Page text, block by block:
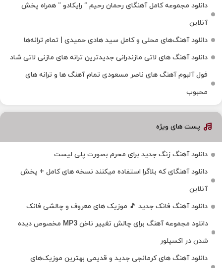
دانلود مجموعه کامل آهنگای رحمان رحیم ” رایکادو ” همراه پخش
آنلاین
دانلود آهنگ‌های محلی و کامل سید هادی حمیدی | تمام ترانه‌ها
دانلود آهنگ‌ های لاتی مازندرانی جدیدترین ترانه های مازنی لاتی شاد
فول آلبوم آهنگ‌ های ناصر مسعودی تمام آهنگ‌ ها و ترانه‌ های
محبوب
پست های ویژه
دانلود آهنگ زنگ جدید برای محرم بصورت پلی لیست
دانلود آهنگای که بلاگرا استفاده میکنند نسخه های کامل + پخش
آنلاین
دانلود آهنگ فانک جدید 🎵 موزیک‌ های معروف و چالشی فانک
دانلود مجموعه آهنگ برای چالش تغییر ناخن MP3 مخصوص دیده
شدن در اکسپلور
دانلود آهنگ‌ های کرمانجی جدید و قدیمی بهترین موزیک‌های